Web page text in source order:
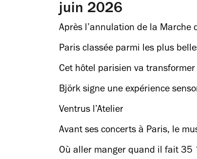
juin 2026
Après l’annulation de la Marche
Paris classée parmi les plus
Cet hôtel parisien va
Björk signe une expérience
Ventrus l’Atelier
Avant ses concerts à Paris, le
Où aller manger quand il fait 35